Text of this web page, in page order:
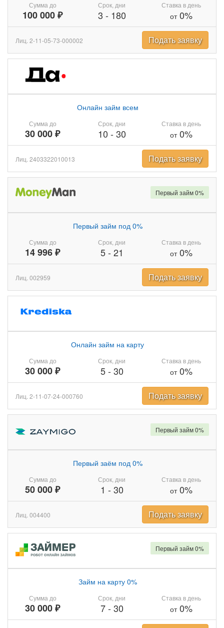
Сумма до
100 000 ₽
Срок, дни
3 - 180
Ставка в день
от0%
Лиц. 2-11-05-73-000002 Подать заявку
Сумма до
30 000 ₽
Онлайн займ всем
Срок, дни
10 - 30
Ставка в день
от0%
Лиц. 2403322010013 Подать заявку
Сумма до
14 996 ₽
Первый займ под 0%
Срок, дни
5- 21
Ставка в день
от0%
Первый займ 0%
Лиц. 002959 Подать заявку
Сумма до
30 000 ₽
Онлайн займ на карту
Срок, дни
5- 30
Ставка в день
от0%
Лиц. 2-11-07-24-000760 Подать заявку
Сумма до
50 000 ₽
Первый заём под 0%
Срок, дни
1 - 30
Ставка в день
от0%
Первый займ 0%
Лиц. 004400 Подать заявку
Сумма до
30 000 ₽
Займ на карту 0%
Срок, дни
7- 30
Ставка в день
от0%
Первый займ 0%